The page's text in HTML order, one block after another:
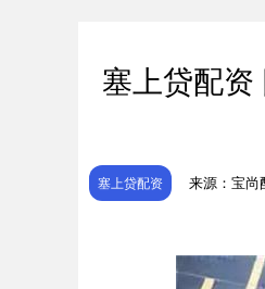
塞上贷配
塞上贷配资 来源：宝尚